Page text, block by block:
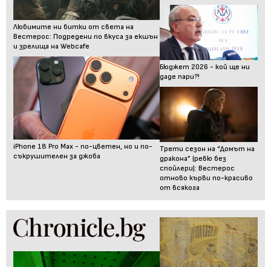
Любимите ни битки от света на
Вестерос: Подредени по вкуса за екшън
и зрелища на Webcafe
iPhone 18 Pro Max - по-цветен, но и по-
съкрушителен за джоба
Бюджет 2026 - кой ще ни
даде пари?!
Трети сезон на “Домът на
дракона” (ревю без
спойлери): Вестерос
отново кърви по-красиво
от всякога